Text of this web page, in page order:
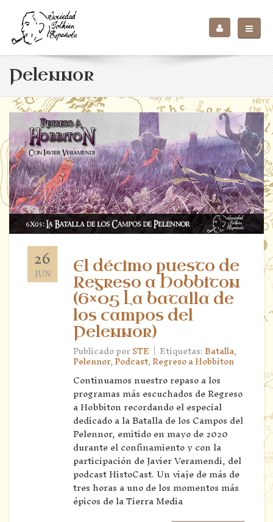
Pelennor
26
JUN
El décimo puesto de
Regreso a Hobbiton
(6×05 La batalla de
los campos del
Pelennor)
Publicado porSTE | Etiquetas:Batalla,
Pelennor,Podcast,Regreso a Hobbiton
Continuamos nuestro repaso a los
programas más escuchados de Regreso
a Hobbiton recordando el especial
dedicado a la Batalla de los Campos del
Pelennor, emitido en mayo de 2020
durante el confinamiento y con la
participación de Javier Veramendi, del
podcast HistoCast. Un viaje de más de
tres horas a uno de los momentos más
épicos de la Tierra Media